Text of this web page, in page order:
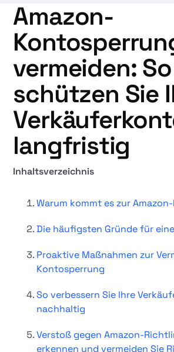
Amazon-
vermeiden: So
schützen Sie
langfristig
Inhaltsverzeichnis
Warum kommt es zur
Die häufigsten Gründe für
Proaktive Maßnahmen zur
Kontosperrung
So verbessern Sie Ihre
nachhaltig
Verstoß gegen Amazon-
erkennen und vermeiden Sie